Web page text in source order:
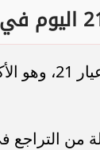
نحو
من التراجع